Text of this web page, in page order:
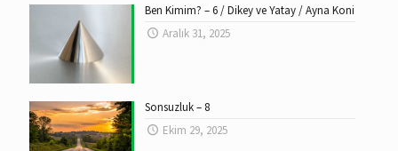
Ben Kimim? – 6 / Dikey ve Yatay / Ayna Koni
Aralık 31, 2025
Sonsuzluk – 8
Ekim 29, 2025